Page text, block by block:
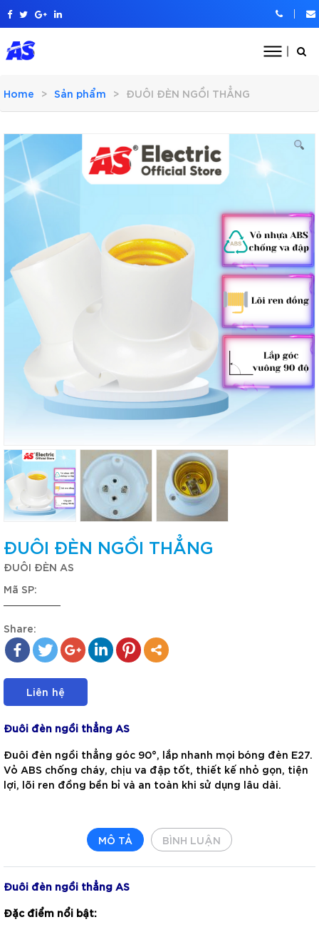
Home Sản phẩm ĐUÔI ĐÈN NGỒI THẲNG
ĐUÔI ĐÈN NGỒI THẲNG
ĐUÔI ĐÈN AS
Mã SP:
Share:
Liên hệ
Đuôi đèn ngồi thẳng AS
Đuôi đèn ngồi thẳng góc 90°, lắp nhanh mọi bóng đèn E27.
Vỏ ABS chống cháy, chịu va đập tốt, thiết kế nhỏ gọn, tiện
lợi, lõi ren đồng bền bỉ và an toàn khi sử dụng lâu dài.
MÔ TẢ BÌNH LUẬN
Đuôi đèn ngồi thẳng AS
Đặc điểm nổi bật: